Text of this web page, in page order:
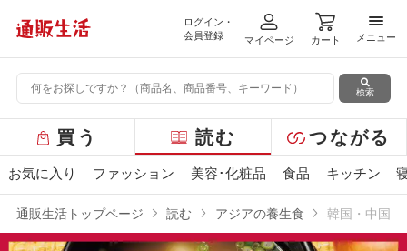
ログイン・
会員登録
マイページ カート
メニ
メニュー
検索
ー
バ
ニ
買う 読む つながる
お気に入り ファッション 美容･化粧品 食品 キッチン
通販生活トップページ 読む アジアの養生食 韓国・中国